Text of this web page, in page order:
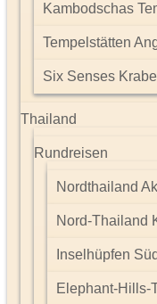
Kambodschas
Tempelstätten
Six Senses
Thailand
Rundreisen
Nordthailand
Nord-Thailand
Inselhüpfen
Elephant-Hills-